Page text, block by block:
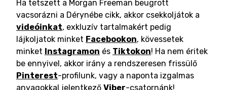
Ha tetszett a Morgan Freeman beugrott
vacsorázni a Dérynébe cikk, akkor csekkoljátok a
videóinkat, exkluzív tartalmakért pedig
lájkoljatok minket Facebookon, kövessetek
minket Instagramon és Tiktokon! Ha nem éritek
be ennyivel, akkor irány a rendszeresen frissülő
Pinterest-profilunk, vagy a naponta izgalmas
anyagokkal jelentkező Viber-csatornánk!